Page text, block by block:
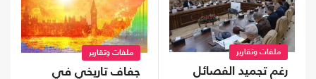
ملفات وتقارير
رغم تجميد الفصائل
ملفات وتقارير
جفاف تاريخي في